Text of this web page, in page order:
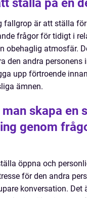
ställa på en
fallgrop är att ställa
frågor för tidigt i
obehaglig atmosfär.
den andra personens
upp förtroende
ämnen.
skapa en
genom
öppna och
för den andra
konversation. Det